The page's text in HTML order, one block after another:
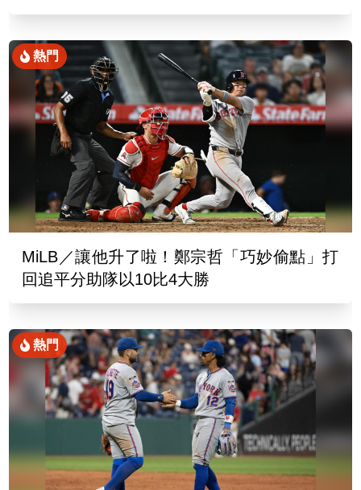
熱門
MiLB／讓他升了啦！鄭宗哲「巧妙偷點」打
回追平分助隊以10比4大勝
熱門